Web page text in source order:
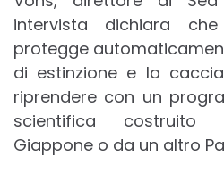
intervista dichiara
protegge
di estinzione e la
riprendere con un
scientifica costruito
Giappone o da un altro